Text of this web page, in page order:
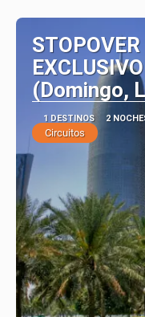
(Domingo,
1 DESTINOS 2
Circuitos